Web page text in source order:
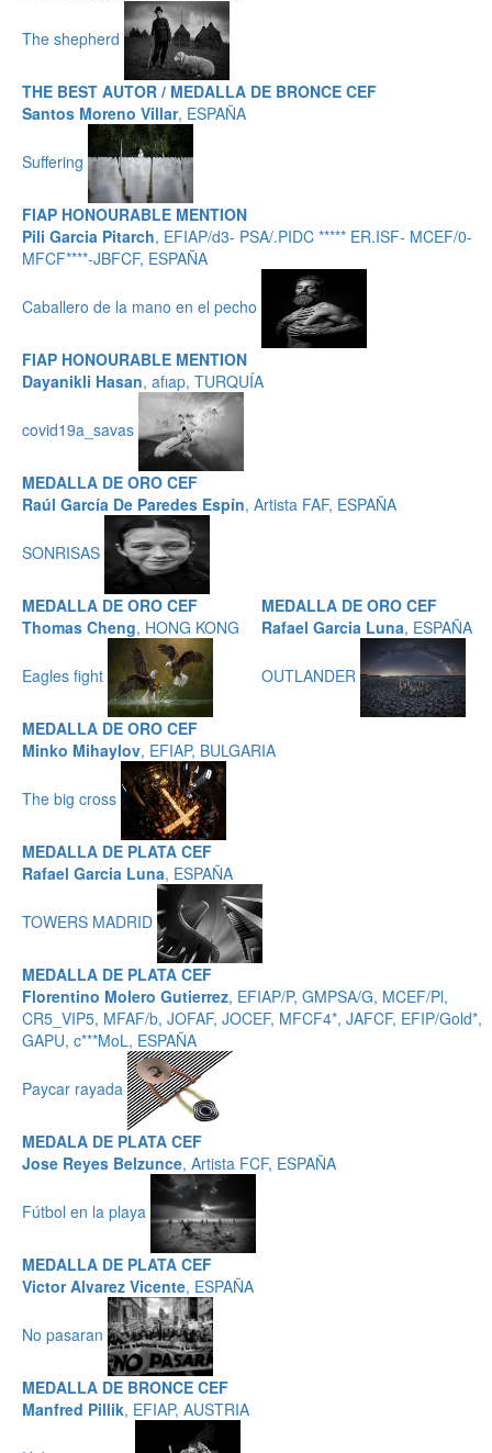
The shepherd
THE BEST AUTOR / MEDALLA DE BRONCE CEF
Santos Moreno Villar, ESPAÑA
Suffering
FIAP HONOURABLE MENTION
Pili Garcia Pitarch, EFIAP/d3- PSA/.PIDC ***** ER.ISF- MCEF/0-
MFCF****-JBFCF, ESPAÑA
Caballero de la mano en el pecho
FIAP HONOURABLE MENTION
Dayanikli Hasan, afıap, TURQUÍA
covid19a_savas
MEDALLA DE ORO CEF
Raúl García De Paredes Espín, Artista FAF, ESPAÑA
SONRISAS
MEDALLA DE ORO CEF
Thomas Cheng, HONG KONG
Eagles fight
MEDALLA DE ORO CEF
Rafael Garcia Luna, ESPAÑA
OUTLANDER
MEDALLA DE ORO CEF
Minko Mihaylov, EFIAP, BULGARIA
The big cross
MEDALLA DE PLATA CEF
Rafael Garcia Luna, ESPAÑA
TOWERS MADRID
MEDALLA DE PLATA CEF
Florentino Molero Gutierrez, EFIAP/P, GMPSA/G, MCEF/Pl,
CR5_VIP5, MFAF/b, JOFAF, JOCEF, MFCF4*, JAFCF, EFIP/Gold*,
GAPU, c***MoL, ESPAÑA
Paycar rayada
MEDALA DE PLATA CEF
Jose Reyes Belzunce, Artista FCF, ESPAÑA
Fútbol en la playa
MEDALLA DE PLATA CEF
Victor Alvarez Vicente, ESPAÑA
No pasaran
MEDALLA DE BRONCE CEF
Manfred Pillik, EFIAP, AUSTRIA